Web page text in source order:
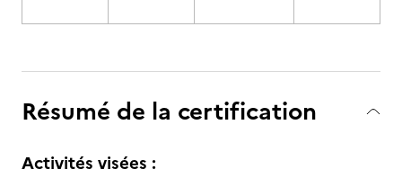
Résumé de la certification
Activités visées :